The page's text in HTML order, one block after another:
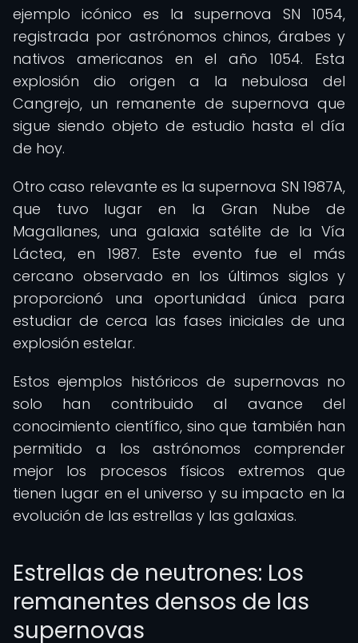
ejemplo icónico es la supernova SN 1054,
registrada por astrónomos chinos, árabes y
nativos americanos en el año 1054. Esta
explosión dio origen a la nebulosa del
Cangrejo, un remanente de supernova que
sigue siendo objeto de estudio hasta el día
de hoy.
Otro caso relevante es la supernova SN 1987A,
que tuvo lugar en la Gran Nube de
Magallanes, una galaxia satélite de la Vía
Láctea, en 1987. Este evento fue el más
cercano observado en los últimos siglos y
proporcionó una oportunidad única para
estudiar de cerca las fases iniciales de una
explosión estelar.
Estos ejemplos históricos de supernovas no
solo han contribuido al avance del
conocimiento científico, sino que también han
permitido a los astrónomos comprender
mejor los procesos físicos extremos que
tienen lugar en el universo y su impacto en la
evolución de las estrellas y las galaxias.
Estrellas de neutrones: Los
remanentes densos de las
supernovas